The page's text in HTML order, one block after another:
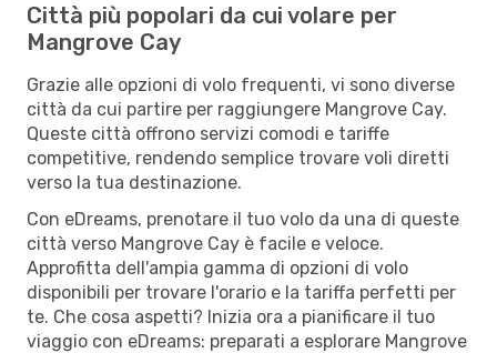
Città più popolari da cui volare per
Mangrove Cay
Grazie alle opzioni di volo frequenti, vi sono diverse
città da cui partire per raggiungere Mangrove Cay.
Queste città offrono servizi comodi e tariffe
competitive, rendendo semplice trovare voli diretti
verso la tua destinazione.
Con eDreams, prenotare il tuo volo da una di queste
città verso Mangrove Cay è facile e veloce.
Approfitta dell'ampia gamma di opzioni di volo
disponibili per trovare l'orario e la tariffa perfetti per
te. Che cosa aspetti? Inizia ora a pianificare il tuo
viaggio con eDreams: preparati a esplorare Mangrove